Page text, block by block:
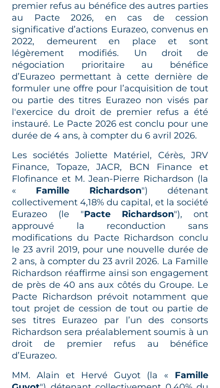
premier refus au bénéfice des autres parties
au Pacte 2026, en cas de cession
significative d’actions Eurazeo, convenus en
2022, demeurent en place et sont
légèrement modifiés. Un droit de
négociation prioritaire au bénéfice
d’Eurazeo permettant à cette dernière de
formuler une offre pour l’acquisition de tout
ou partie des titres Eurazeo non visés par
l'exercice du droit de premier refus a été
instauré. Le Pacte 2026 est conclu pour une
durée de 4 ans, à compter du 6 avril 2026.
Les sociétés Joliette Matériel, Cérès, JRV
Finance, Topaze, JACR, BCN Finance et
Flofinance et M. Jean-Pierre Richardson (la
« Famille Richardson") détenant
collectivement 4,18% du capital, et la société
Eurazeo (le "Pacte Richardson"), ont
approuvé la reconduction sans
modifications du Pacte Richardson conclu
le 23 avril 2019, pour une nouvelle durée de
2 ans, à compter du 23 avril 2026. La Famille
Richardson réaffirme ainsi son engagement
de près de 40 ans aux côtés du Groupe. Le
Pacte Richardson prévoit notamment que
tout projet de cession de tout ou partie de
ses titres Eurazeo par l’un des consorts
Richardson sera préalablement soumis à un
droit de premier refus au bénéfice
d’Eurazeo.
MM. Alain et Hervé Guyot (la « Famille